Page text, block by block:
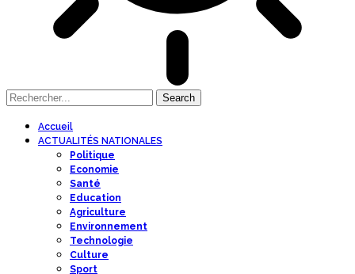
Accueil
ACTUALITÉS NATIONALES
Politique
Economie
Santé
Education
Agriculture
Environnement
Technologie
Culture
Sport